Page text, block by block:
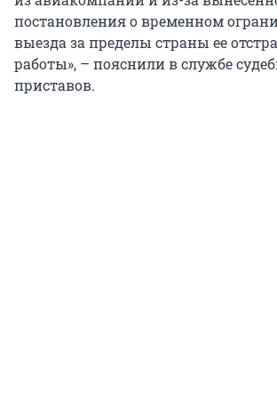
постановления о временном
выезда за пределы страны ее
работы», – пояснили в службе
приставов.